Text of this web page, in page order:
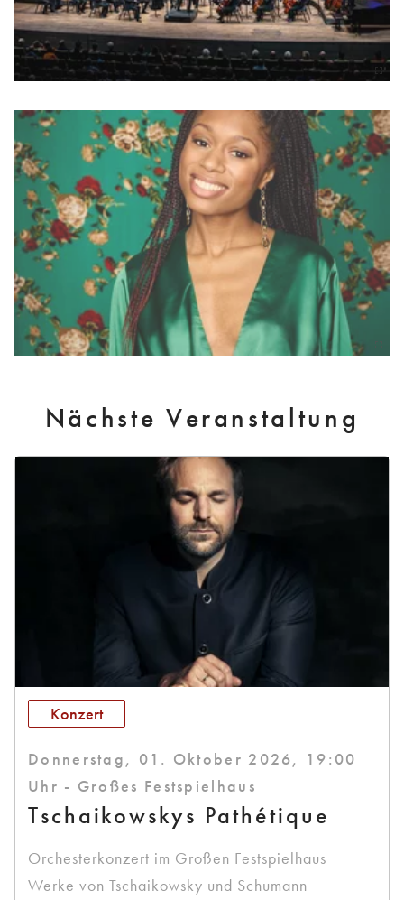
Nächste Veranstaltung
Konzert
Donnerstag, 01. Oktober 2026, 19:00
Uhr - Großes Festspielhaus
Tschaikowskys Pathétique
Orchesterkonzert im Großen Festspielhaus
Werke von Tschaikowsky und Schumann